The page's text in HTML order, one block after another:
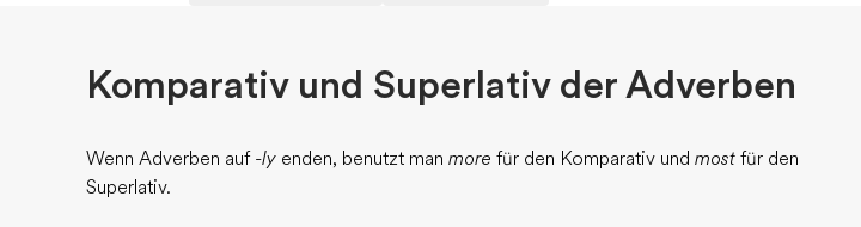
Komparativ und Superlativ der Adverben
Wenn Adverben auf -ly enden, benutzt man more für den Komparativ und most für den
Superlativ.